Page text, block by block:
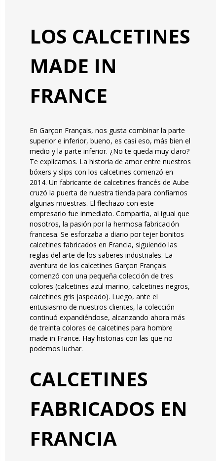
LOS CALCETINES
MADE IN
FRANCE
En Garçon Français, nos gusta combinar la parte
superior e inferior, bueno, es casi eso, más bien el
medio y la parte inferior. ¿No te queda muy claro?
Te explicamos. La historia de amor entre nuestros
bóxers y slips con los calcetines comenzó en
2014. Un fabricante de calcetines francés de Aube
cruzó la puerta de nuestra tienda para confiarnos
algunas muestras. El flechazo con este
empresario fue inmediato. Compartía, al igual que
nosotros, la pasión por la hermosa fabricación
francesa. Se esforzaba a diario por tejer bonitos
calcetines fabricados en Francia, siguiendo las
reglas del arte de los saberes industriales. La
aventura de los calcetines Garçon Français
comenzó con una pequeña colección de tres
colores (calcetines azul marino, calcetines negros,
calcetines gris jaspeado). Luego, ante el
entusiasmo de nuestros clientes, la colección
continuó expandiéndose, alcanzando ahora más
de treinta colores de calcetines para hombre
made in France. Hay historias con las que no
podemos luchar.
CALCETINES
FABRICADOS EN
FRANCIA